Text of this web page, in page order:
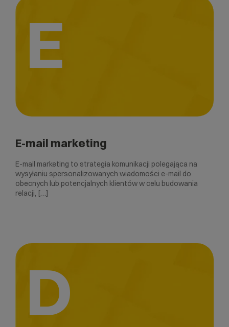
E
E-mail marketing
E-mail marketing to strategia komunikacji polegająca na
wysyłaniu spersonalizowanych wiadomości e-mail do
obecnych lub potencjalnych klientów w celu budowania
relacji, […]
D